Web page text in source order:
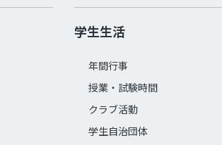
学生生活
年間行事
授業・試験時間
クラブ活動
学生自治団体